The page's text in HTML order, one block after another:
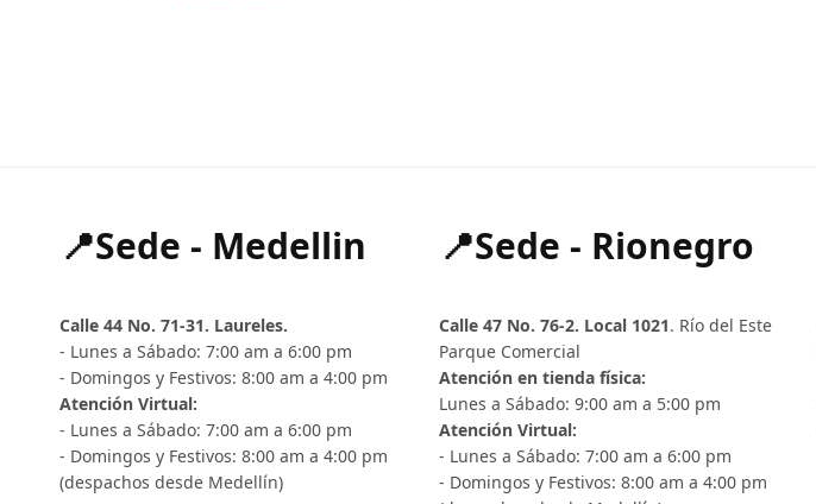
📍Sede - Medellin
Calle 44 No. 71-31. Laureles.
- Lunes a Sábado: 7:00 am a 6:00 pm
- Domingos y Festivos: 8:00 am a 4:00 pm
Atención Virtual:
- Lunes a Sábado: 7:00 am a 6:00 pm
- Domingos y Festivos: 8:00 am a 4:00 pm
(despachos desde Medellín)
📍Sede - Rionegro
Calle 47 No. 76-2. Local 1021. Río del Este
Parque Comercial
Atención en tienda física:
Lunes a Sábado: 9:00 am a 5:00 pm
Atención Virtual:
- Lunes a Sábado: 7:00 am a 6:00 pm
- Domingos y Festivos: 8:00 am a 4:00 pm